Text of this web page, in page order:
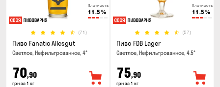
Плотность
11.5 %
(71)
Пиво Fanatic Allesgut
Светлое, Нефильтрованное, 4°
70,90
грн за 1 кг
Плотность
11.5 %
(57)
Пиво FDB Lager
Светлое, Нефильтрованное, 4.5°
75,90
грн за 1 кг